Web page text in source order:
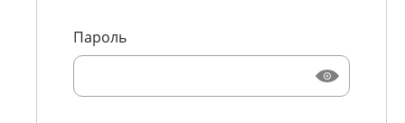
Пароль